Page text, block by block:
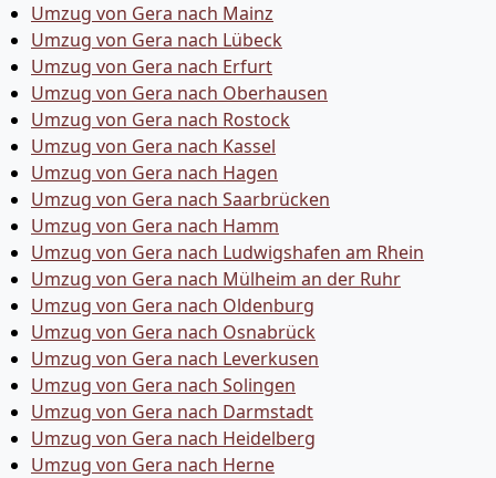
Umzug von Gera nach Mainz
Umzug von Gera nach Lübeck
Umzug von Gera nach Erfurt
Umzug von Gera nach Oberhausen
Umzug von Gera nach Rostock
Umzug von Gera nach Kassel
Umzug von Gera nach Hagen
Umzug von Gera nach Saarbrücken
Umzug von Gera nach Hamm
Umzug von Gera nach Ludwigshafen am Rhein
Umzug von Gera nach Mülheim an der Ruhr
Umzug von Gera nach Oldenburg
Umzug von Gera nach Osnabrück
Umzug von Gera nach Leverkusen
Umzug von Gera nach Solingen
Umzug von Gera nach Darmstadt
Umzug von Gera nach Heidelberg
Umzug von Gera nach Herne